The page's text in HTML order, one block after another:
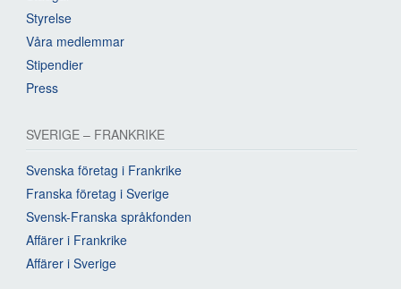
Styrelse
Våra medlemmar
Stipendier
Press
SVERIGE – FRANKRIKE
Svenska företag i Frankrike
Franska företag i Sverige
Svensk-Franska språkfonden
Affärer i Frankrike
Affärer i Sverige